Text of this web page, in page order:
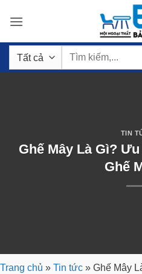
qua
dung
Tìm
TIN
Ghế Mây Là Gì?
Ghế
Trang chủ » Tin tức » Ghế Mây